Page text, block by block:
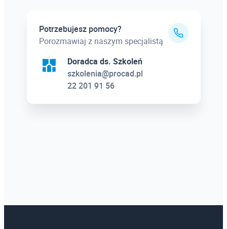
Potrzebujesz pomocy?
Porozmawiaj z naszym specjalistą
Doradca ds. Szkoleń
szkolenia@procad.pl
22 201 91 56